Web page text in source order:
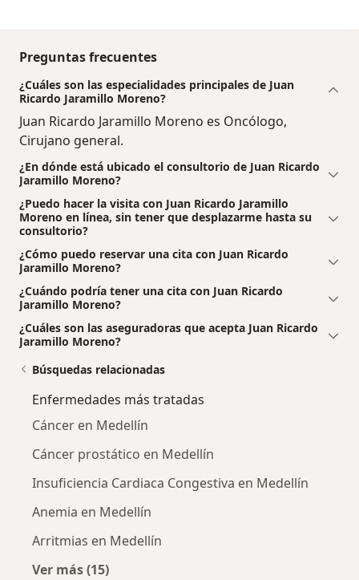
Preguntas frecuentes
¿Cuáles son las especialidades principales de Juan
Ricardo Jaramillo Moreno?
Juan Ricardo Jaramillo Moreno es Oncólogo,
Cirujano general.
¿En dónde está ubicado el consultorio de Juan Ricardo
Jaramillo Moreno?
¿Puedo hacer la visita con Juan Ricardo Jaramillo
Moreno en línea, sin tener que desplazarme hasta su
consultorio?
¿Cómo puedo reservar una cita con Juan Ricardo
Jaramillo Moreno?
¿Cuándo podría tener una cita con Juan Ricardo
Jaramillo Moreno?
¿Cuáles son las aseguradoras que acepta Juan Ricardo
Jaramillo Moreno?
Búsquedas relacionadas
Enfermedades más tratadas
Cáncer en Medellín
Cáncer prostático en Medellín
Insuficiencia Cardiaca Congestiva en Medellín
Anemia en Medellín
Arritmias en Medellín
Ver más (15)